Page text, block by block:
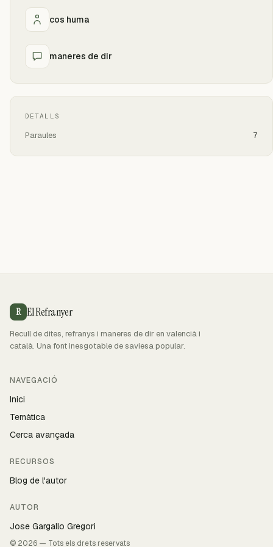
cos huma
maneres de dir
DETALLS
Paraules 7
R El Refranyer
Recull de dites, refranys i maneres de dir en valencià i
català. Una font inesgotable de saviesa popular.
NAVEGACIÓ
Inici
Temàtica
Cerca avançada
RECURSOS
Blog de l'autor
AUTOR
Jose Gargallo Gregori
© 2026 — Tots els drets reservats